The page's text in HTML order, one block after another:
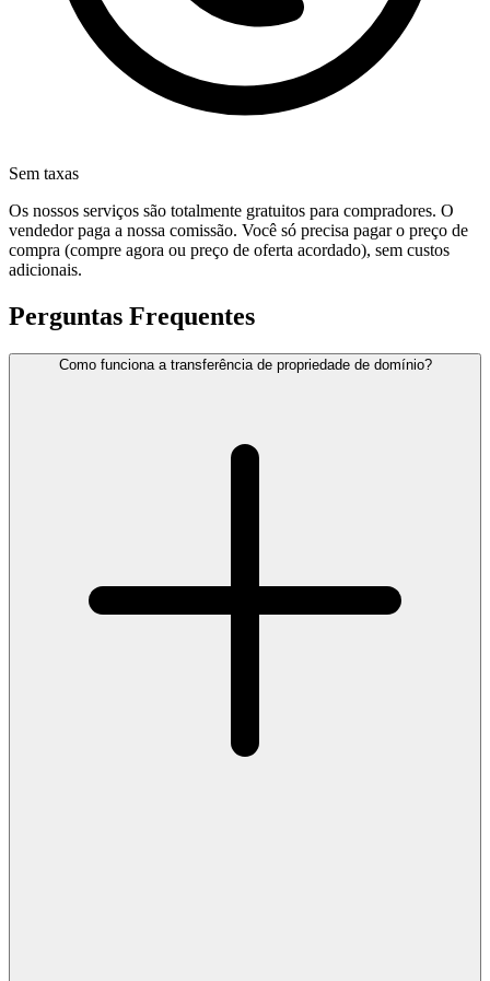
Sem taxas
Os nossos serviços são totalmente gratuitos para compradores. O
vendedor paga a nossa comissão. Você só precisa pagar o preço de
compra (compre agora ou preço de oferta acordado), sem custos
adicionais.
Perguntas Frequentes
Como funciona a transferência de propriedade de domínio?